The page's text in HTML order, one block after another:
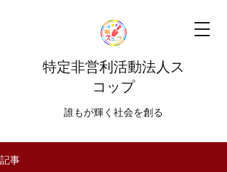
特定非営利活動法人ス
コップ
​​誰もが輝く社会を創る
記事